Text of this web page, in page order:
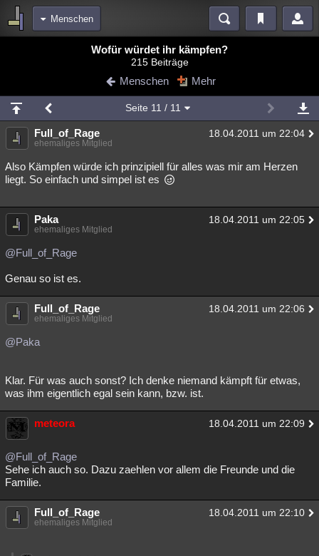
Menschen
Blogs Videos
Chat Wiki Neuigkeiten
meine Rubriken
Menschen Wissenschaft Mystery Kriminalfälle
Spiritualität Verschwörungen Technologie Ufologie
weitere Rubriken
Philosophie Träume
Übersichten
Wofür würdet ihr kämpfen?
215 Beiträge
Menschen Mehr
Seite 11 / 11
Full_of_Rage 18.04.2011 um 22:04
ehemaliges Mitglied
Also Kämpfen würde ich prinzipiell für alles was mir am Herzen
liegt. So einfach und simpel ist es
Paka 18.04.2011 um 22:05
ehemaliges Mitglied
@Full_of_Rage
Genau so ist es.
Full_of_Rage 18.04.2011 um 22:06
ehemaliges Mitglied
@Paka
Klar. Für was auch sonst? Ich denke niemand kämpft für etwas,
was ihm eigentlich egal sein kann, bzw. ist.
meteora 18.04.2011 um 22:09
@Full_of_Rage
Sehe ich auch so. Dazu zaehlen vor allem die Freunde und die
Familie.
Full_of_Rage 18.04.2011 um 22:10
ehemaliges Mitglied